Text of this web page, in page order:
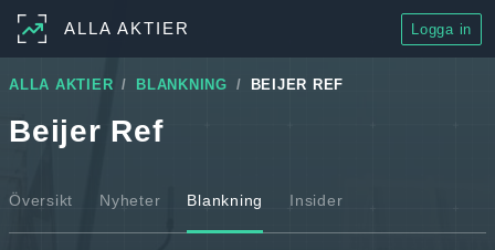
ALLA AKTIER Logga in
ALLA AKTIER BLANKNING BEIJER REF
Beijer Ref
Översikt Nyheter Blankning Insider